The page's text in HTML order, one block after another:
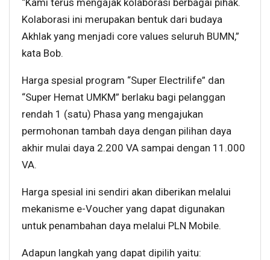
“Kami terus mengajak kolaborasi berbagai pihak.
Kolaborasi ini merupakan bentuk dari budaya
Akhlak yang menjadi core values seluruh BUMN,”
kata Bob.
Harga spesial program “Super Electrilife” dan
“Super Hemat UMKM” berlaku bagi pelanggan
rendah 1 (satu) Phasa yang mengajukan
permohonan tambah daya dengan pilihan daya
akhir mulai daya 2.200 VA sampai dengan 11.000
VA.
Harga spesial ini sendiri akan diberikan melalui
mekanisme e-Voucher yang dapat digunakan
untuk penambahan daya melalui PLN Mobile.
Adapun langkah yang dapat dipilih yaitu: